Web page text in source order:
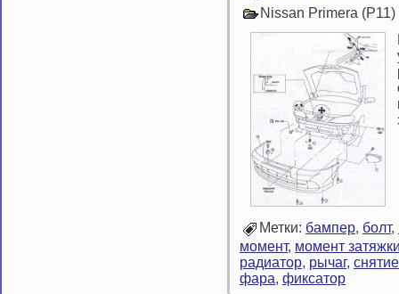
Nissan Primera
Метки: бампер, болт,
момент, момент
радиатор, рычаг, снятие
фара, фиксатор